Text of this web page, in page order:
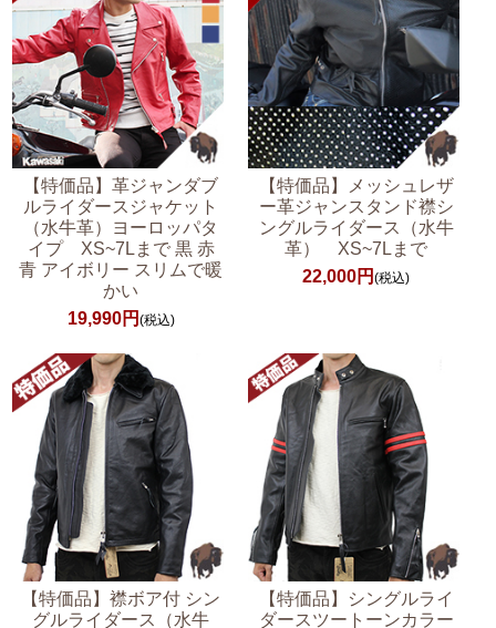
【特価品】革ジャンダブ
ルライダースジャケット
（水牛革）ヨーロッパタ
イプ XS~7Lまで 黒 赤
青 アイボリー スリムで暖
かい
19,990円 (税込)
【特価品】メッシュレザ
ー革ジャンスタンド襟シ
ングルライダース（水牛
革） XS~7Lまで
22,000円(税込)
【特価品】襟ボア付 シン
グルライダース（水牛
【特価品】シングルライ
ダースツートーンカラー